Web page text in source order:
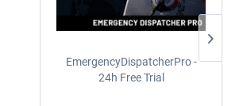
EmergencyDispatcherPro -
24h Free Trial